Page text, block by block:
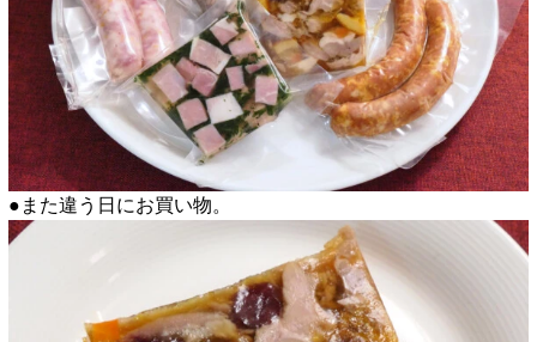
●また違う日にお買い物。